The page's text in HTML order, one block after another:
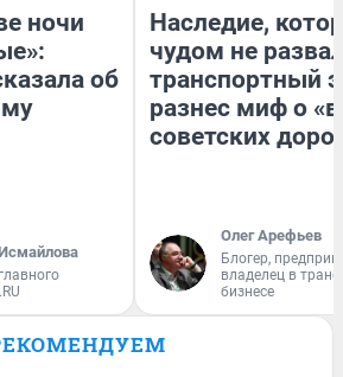
ночи
об
Наследие,
чудом не
транспортный
разнес миф о
советских
Олег Арефьев
Блогер,
владелец в
бизнесе